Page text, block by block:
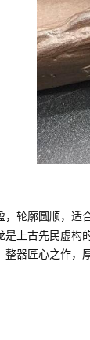
轮廓圆顺，
上古先民虚构
器匠心之作